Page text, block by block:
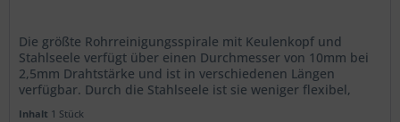
Die größte Rohrreinigungsspirale mit Keulenkopf und
Stahlseele verfügt über einen Durchmesser von 10mm bei
2,5mm Drahtstärke und ist in verschiedenen Längen
verfügbar. Durch die Stahlseele ist sie weniger flexibel,
Inhalt 1 Stück